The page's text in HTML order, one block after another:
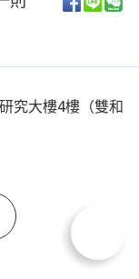
究大樓4樓（雙和